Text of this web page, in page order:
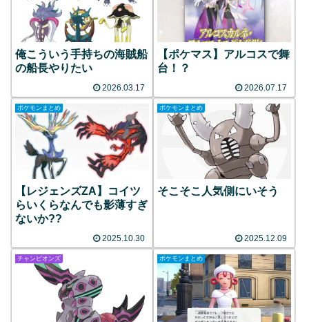
俺こういう手持ちの海賊船
の船長やりたい
2026.03.17
【ポケマス】アルコスで舞
台！？
2026.07.17
ポケモンまとめ
【レジェンズZA】コイツ
らいくらなんでも影薄すぎ
ないか??
2025.10.30
ポケモンまとめ
そこそこ人気側にいそう
2025.12.09
チャンピオンズ ポケモンまとめ